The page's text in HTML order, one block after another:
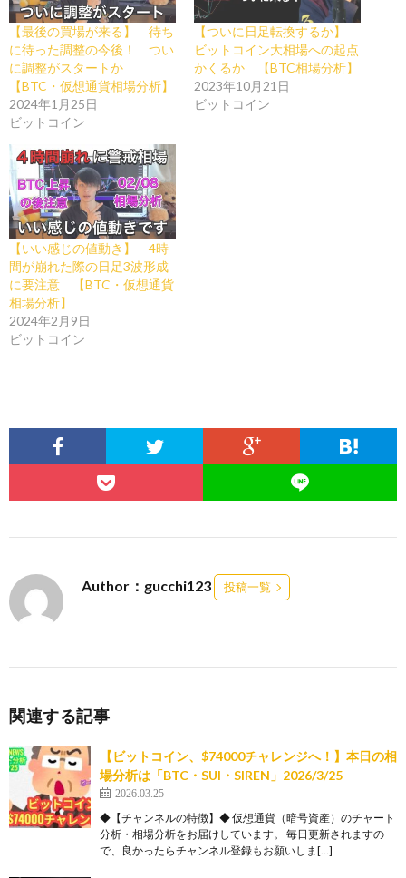
【最後の買場が来る】 待ち
に待った調整の今後！ つい
に調整がスタートか
【BTC・仮想通貨相場分析】
2024年1月25日
ビットコイン
【ついに日足転換するか】
ビットコイン大相場への起点
かくるか 【BTC相場分析】
2023年10月21日
ビットコイン
【いい感じの値動き】 4時
間が崩れた際の日足3波形成
に要注意 【BTC・仮想通貨
相場分析】
2024年2月9日
ビットコイン
Author：gucchi123 投稿一覧
関連する記事
【ビットコイン、$74000チャレンジへ！】本日の相
場分析は「BTC・SUI・SIREN」2026/3/25
2026.03.25
◆【チャンネルの特徴】◆ 仮想通貨（暗号資産）のチャート
分析・相場分析をお届けしています。 毎日更新されますの
で、良かったらチャンネル登録もお願いしま[…]